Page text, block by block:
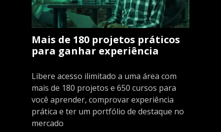
Mais de 180 projetos práticos
para ganhar experiência
Libere acesso ilimitado a uma área com
mais de 180 projetos e 650 cursos para
você aprender, comprovar experiência
prática e ter um portfólio de destaque no
mercado